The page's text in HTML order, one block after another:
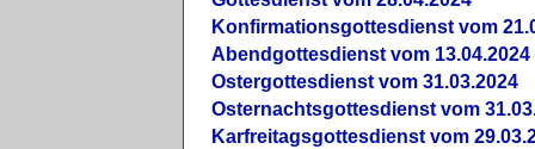
Konfirmationsgottesdienst vom
Abendgottesdienst vom 13.04.2024
Ostergottesdienst vom 31.03.2024
Osternachtsgottesdienst vom
Karfreitagsgottesdienst vom